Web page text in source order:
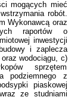
mogących mieć
robót.
Wykonawcą oraz
raportów o
inwestycji
i zaplecza
wodociągu, c)
sprzętem
podziemnego z
piaskowej
ze studniami